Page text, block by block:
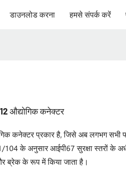
डाउनलोड करना हमसे संपर्क करें
औद्योगिक कनेक्टर
कनेक्टर प्रकार है, जिसे अब लगभग सभी
के अनुसार आईपी67 सुरक्षा स्तरों के
ब्रेक के रूप में किया जाता है।